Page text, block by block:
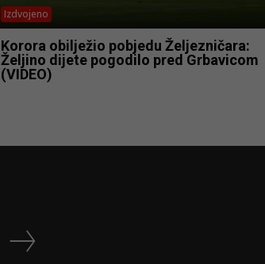
Izdvojeno
Korora obilježio pobjedu Željezničara:
Željino dijete pogodilo pred Grbavicom
(VIDEO)